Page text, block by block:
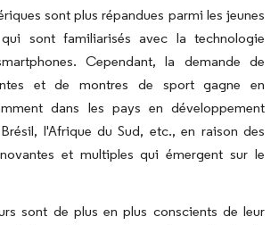
sont plus répandues parmi les jeunes
qui sont familiarisés avec la technologie
Cependant, la demande de
et de montres de sport gagne en
dans les pays en développement
l'Afrique du Sud, etc., en raison des
et multiples qui émergent sur le
sont de plus en plus conscients de leur